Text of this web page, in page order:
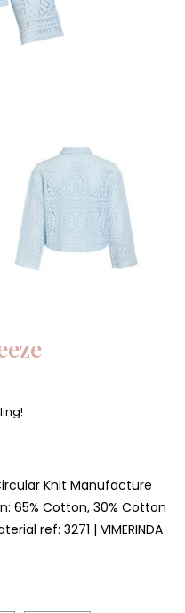
Knit Manufacture
65% Cotton, 30% Cotton
ref: 3271 | VIMERINDA